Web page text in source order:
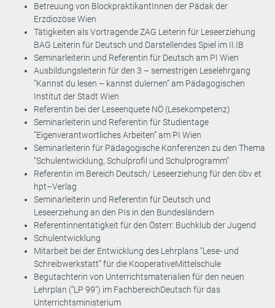
Betreuung von BlockpraktikantInnen der Pädak der
Erzdiozöse Wien
Tätigkeiten als Vortragende ZAG Leiterin für Leseerziehung
BAG Leiterin für Deutsch und Darstellendes Spiel im II.IB
Seminarleiterin und Referentin für Deutsch am PI Wien
Ausbildungsleiterin für den 3 – semestrigen Leselehrgang
”Kannst du lesen – kannst dulernen” am Pädagogischen
Institut der Stadt Wien
Referentin bei der Leseenquete NÖ (Lesekompetenz)
Seminarleiterin und Referentin für Studientage
”Eigenverantwortliches Arbeiten” am PI Wien
Seminarleiterin für Pädagogische Konferenzen zu den Thema
”Schulentwicklung, Schulprofil und Schulprogramm”
Referentin im Bereich Deutsch/ Leseerziehung für den öbv et
hpt–Verlag
Seminarleiterin und Referentin für Deutsch und
Leseerziehung an den PIs in den Bundesländern
Referentinnentätigkeit für den Österr. Buchklub der Jugend
Schulentwicklung
Mitarbeit bei der Entwicklung des Lehrplans ”Lese- und
Schreibwerkstatt” für die KooperativeMittelschule
Begutachterin von Unterrichtsmaterialien für den neuen
Lehrplan (”LP 99”) im FachbereichDeutsch für das
Unterrichtsministerium